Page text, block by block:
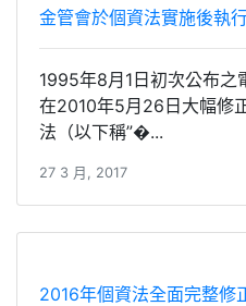
金管會於個資法實施後執
1995年8月1日初次公布之
在2010年5月26日大幅修
法（以下稱”�...
27 3 月, 2017
2016年個資法全面完整修